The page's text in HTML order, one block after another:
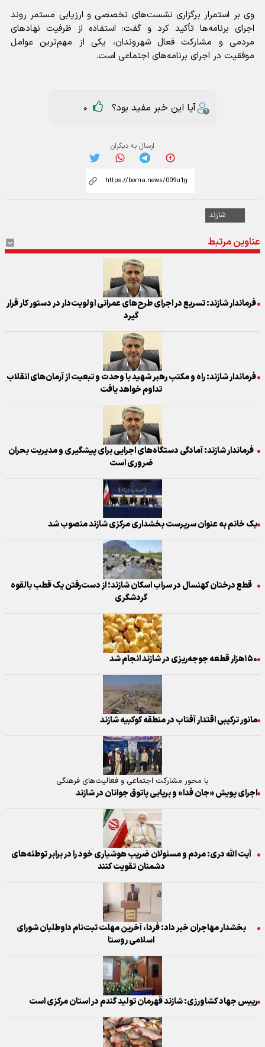
وی بر استمرار برگزاری نشست‌های تخصصی و ارزیابی مستمر روند
اجرای برنامه‌ها تأکید کرد و گفت: استفاده از ظرفیت نهادهای
مردمی و مشارکت فعال شهروندان، یکی از مهم‌ترین عوامل
موفقیت در اجرای برنامه‌های اجتماعی است.
آیا این خبر مفید بود؟ 0
ارسال به دیگران
شازند
عناوین مرتبط
فرماندار شازند: تسریع در اجرای طرح‌های عمرانی اولویت‌دار در دستور کار قرار
گیرد
فرماندار شازند: راه و مکتب رهبر شهید با وحدت و تبعیت از آرمان‌های انقلاب
تداوم خواهد یافت
فرماندار شازند: آمادگی دستگاه‌های اجرایی برای پیشگیری و مدیریت بحران
ضروری است
یک خانم به عنوان سرپرست بخشداری مرکزی شازند منصوب شد
قطع درختان کهنسال در سراب اسکان شازند؛ از دست‌رفتن یک قطب بالقوه
گردشگری
۱۵۰هزار قطعه جوجه‌ریزی در شازند انجام شد
مانور ترکیبی اقتدار آفتاب در منطقه کوکبیه شازند
با محور مشارکت اجتماعی و فعالیت‌های فرهنگی
اجرای پویش «جان فدا» و برپایی پاتوق جوانان در شازند
آیت الله دری: مردم و مسئولان ضریب هوشیاری خود را در برابر توطئه‌های
دشمنان تقویت کنند
بخشدار مهاجران خبر داد: فردا، آخرین مهلت ثبت‌نام داوطلبان شورای
اسلامی روستا
رییس جهاد کشاورزی: شازند قهرمان تولید گندم در استان مرکزی است